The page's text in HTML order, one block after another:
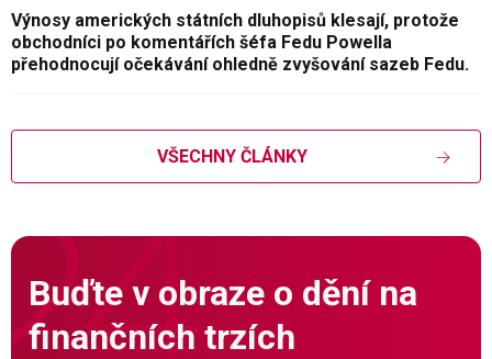
Výnosy amerických státních dluhopisů klesají, protože
obchodníci po komentářích šéfa Fedu Powella
přehodnocují očekávání ohledně zvyšování sazeb Fedu.
VŠECHNY ČLÁNKY
Buďte v obraze o dění na
finančních trzích